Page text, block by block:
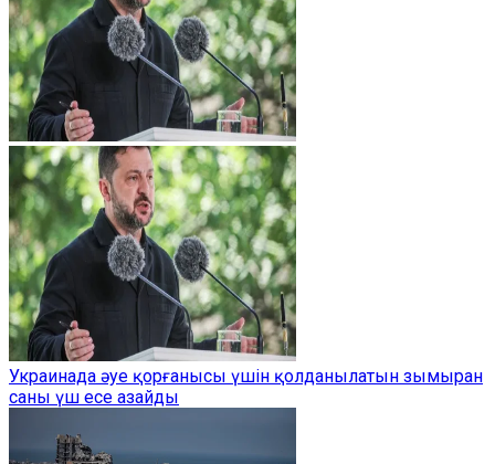
Украинада әуе қорғанысы үшін қолданылатын зымыран
саны үш есе азайды